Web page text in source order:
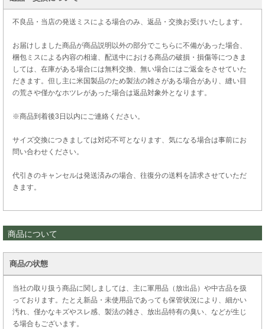
不良品・当店の発送ミスによる場合のみ、返品・交換お受けいたします。
お届けしました商品が商品説明以外の部分でこちらに不備があった場合、
梱包ミスによる内容の相違、配送中における商品の破損・損傷等につきま
しては、在庫がある場合には無料交換、無い場合にはご返金をさせていた
だきます。但し主に米国製品のため製法の雑さがある場合があり、縫い目
の荒さや僅かなホツレがあった場合は返品対象外となります。
※商品到着後3日以内にご連絡ください。
サイズ交換につきましては対応不可となります、気になる場合は事前にお
問い合わせください。
代引きのキャンセルは発送済みの場合、往復分の送料を請求させていただ
きます。
商品について
商品の状態
当社の取り扱う商品に関しましては、主に軍用品（放出品）や中古品を扱
っております。たとえ新品・未使用品であっても保管状況により、細かい
汚れ、僅かなキズやスレ感、製法の雑さ、放出品特有の臭い、などが生じ
る場合もございます。